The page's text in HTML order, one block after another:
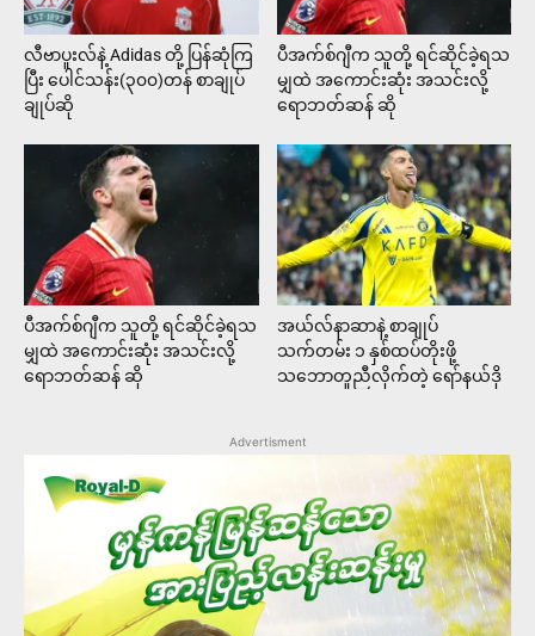
လီဗာပူးလ်နဲ့ Adidas တို့ ပြန်ဆုံကြ
ပြီး ပေါင်သန်း(၃၀၀)တန် စာချုပ်
ချုပ်ဆို
ပီအက်စ်ဂျီက သူတို့ ရင်ဆိုင်ခဲ့ရသ
မျှထဲ အကောင်းဆုံး အသင်းလို့
ရောဘတ်ဆန် ဆို
ပီအက်စ်ဂျီက သူတို့ ရင်ဆိုင်ခဲ့ရသ
မျှထဲ အကောင်းဆုံး အသင်းလို့
ရောဘတ်ဆန် ဆို
အယ်လ်နာဆာနဲ့ စာချုပ်
သက်တမ်း ၁ နှစ်ထပ်တိုးဖို့
သဘောတူညီလိုက်တဲ့ ရော်နယ်ဒို
Advertisment